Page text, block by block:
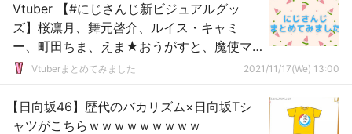
Vtuber 【#にじさんじ新ビジュアルグッ
ズ】桜凛月、舞元啓介、ルイス・キャミ
ー、町田ちま、えま★おうがすと、魔使マ
オのグッズが販売！←美女美少女侍らせて
Vtuberまとめてみました 2021/11/17(We) 13:00
【日向坂46】歴代のバカリズム×日向坂Tシ
ャツがこちらｗｗｗｗｗｗｗｗｗ